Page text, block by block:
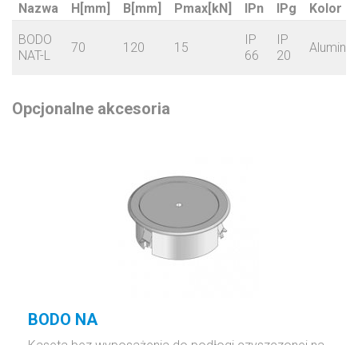
Nazwa
H[mm] B[mm] Pmax[kN] IPn IPg Kolor
BODO
NAT-L
70 120 15
IP
66
IP
20
Opcjonalne akcesoria
BODO NA